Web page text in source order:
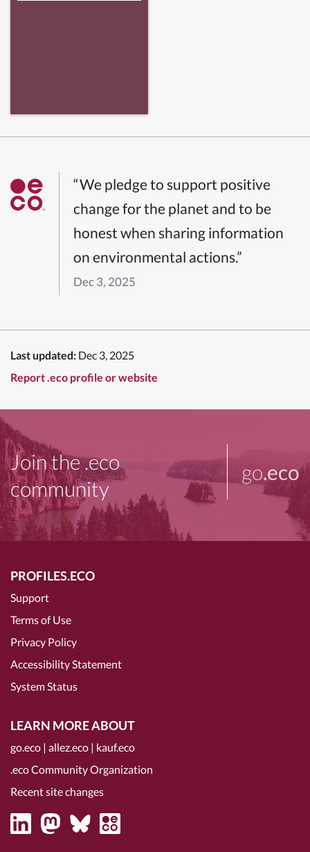
“We pledge to support positive
change for the planet and to be
honest when sharing information
on environmental actions.”
Dec 3, 2025
Last updated: Dec 3, 2025
Report .eco profile or website
Join the .eco
community
go.eco
PROFILES.ECO
Support
Terms of Use
Privacy Policy
Accessibility Statement
System Status
LEARN MORE ABOUT
go.eco | allez.eco | kauf.eco
.eco Community Organization
Recent site changes